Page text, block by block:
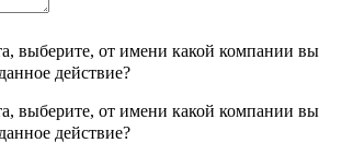
выберите, от имени какой компании вы
действие?
выберите, от имени какой компании вы
действие?